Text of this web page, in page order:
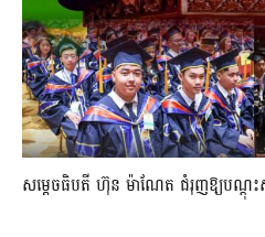
សម្តេចធិបតី ហ៊ុន ម៉ាណែត ជំរុញឱ្យបណ្តុះ